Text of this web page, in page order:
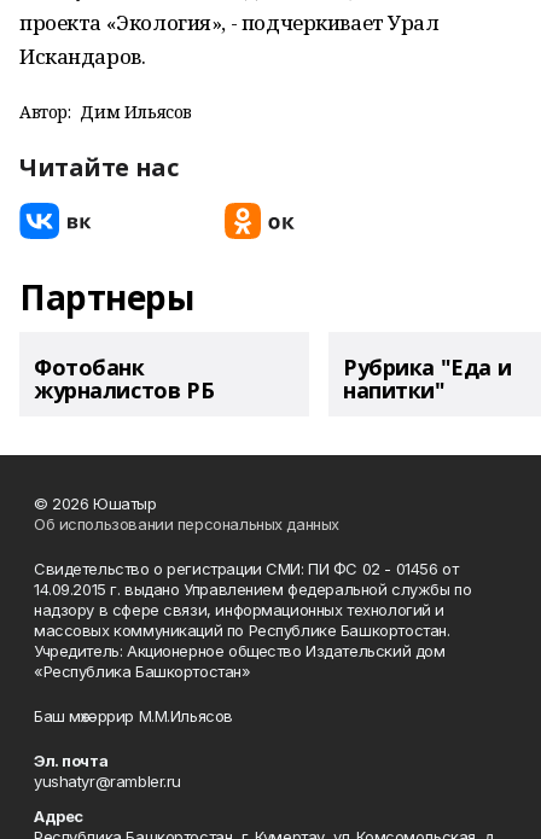
проекта «Экология», - подчеркивает Урал
Искандаров.
Автор: Дим Ильясов
Читайте нас
Партнеры
Фотобанк
журналистов РБ
Рубрика "Еда и
напитки"
© 2026 Юшатыр
Об использовании персональных данных
Свидетельство о регистрации СМИ: ПИ ФС 02 - 01456 от
14.09.2015 г. выдано Управлением федеральной службы по
надзору в сфере связи, информационных технологий и
массовых коммуникаций по Республике Башкортостан.
Учредитель: Акционерное общество Издательский дом
«Республика Башкортостан»
Баш мөхәррир М.М.Ильясов
Эл. почта
yushatyr@rambler.ru
Адрес